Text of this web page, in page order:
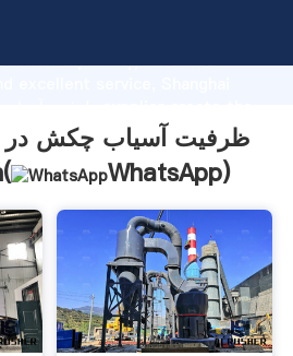
capability, advanced
to all of customers.
ظرفیت آسیاب چکش در
WhatsApp)